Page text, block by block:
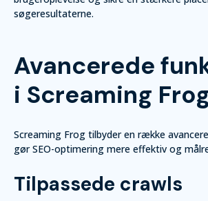
søgeresultaterne.
Avancerede
i Screaming
Screaming Frog tilbyder en række
gør SEO-optimering mere effektiv og
Tilpassede crawls